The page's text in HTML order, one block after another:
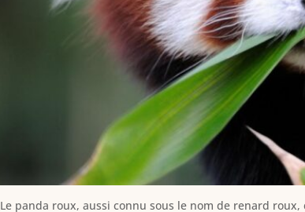
Le panda roux, aussi connu sous le nom de renard